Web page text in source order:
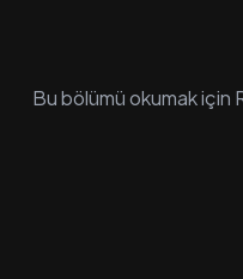
Bu bölümü okumak için